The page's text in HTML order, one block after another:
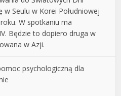
w Seulu w Korei Południowej
W spotkaniu ma
Będzie to dopiero druga w
w Azji.
psychologiczną dla